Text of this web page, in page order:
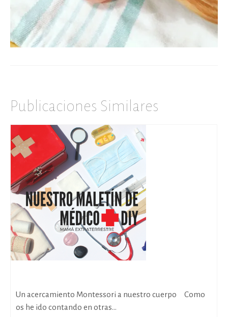
Publicaciones Similares
Un acercamiento Montessori a nuestro cuerpo Como
os he ido contando en otras...